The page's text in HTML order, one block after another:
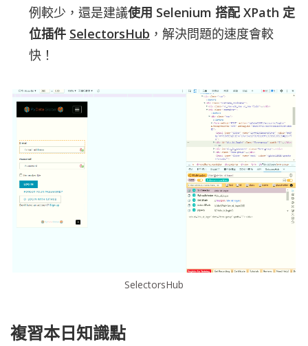
例較少，還是建議使用 Selenium 搭配 XPath 定
位插件 SelectorsHub ，解決問題的速度會較
快！
SelectorsHub
複習本日知識點